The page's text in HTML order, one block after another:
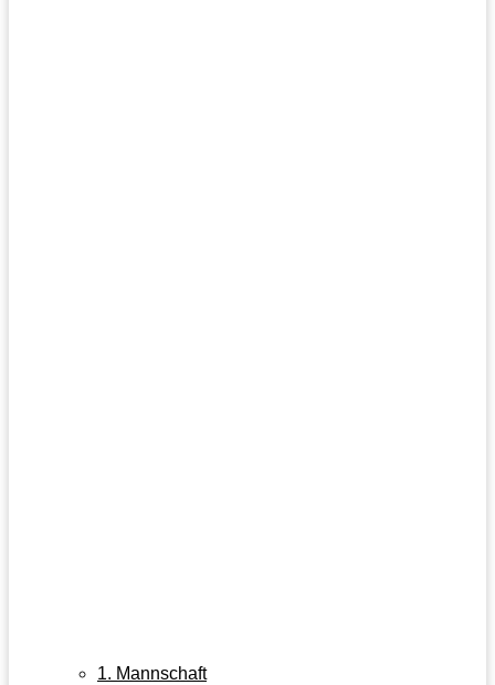
1. Mannschaft